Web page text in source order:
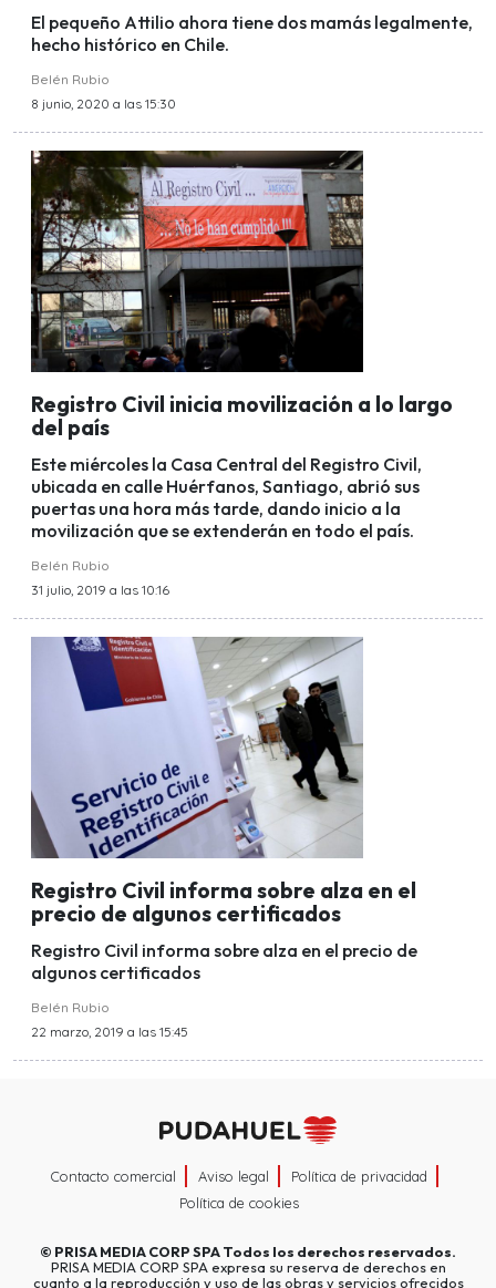
El pequeño Attilio ahora tiene dos mamás legalmente,
hecho histórico en Chile.
Belén Rubio
8 junio, 2020 a las 15:30
Registro Civil inicia movilización a lo largo
del país
Este miércoles la Casa Central del Registro Civil,
ubicada en calle Huérfanos, Santiago, abrió sus
puertas una hora más tarde, dando inicio a la
movilización que se extenderán en todo el país.
Belén Rubio
31 julio, 2019 a las 10:16
Registro Civil informa sobre alza en el
precio de algunos certificados
Registro Civil informa sobre alza en el precio de
algunos certificados
Belén Rubio
22 marzo, 2019 a las 15:45
Contacto comercial Aviso legal
Política de privacidad
Política de cookies
© PRISA MEDIA CORP SPATodos los derechos reservados.
PRISA MEDIA CORP SPA expresa su reserva de derechos en
cuanto a la reproducción y uso de las obras y servicios ofrecidos